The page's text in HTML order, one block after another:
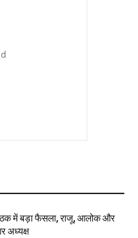
में बड़ा फैसला, राजू, आलोक और
अध्यक्ष